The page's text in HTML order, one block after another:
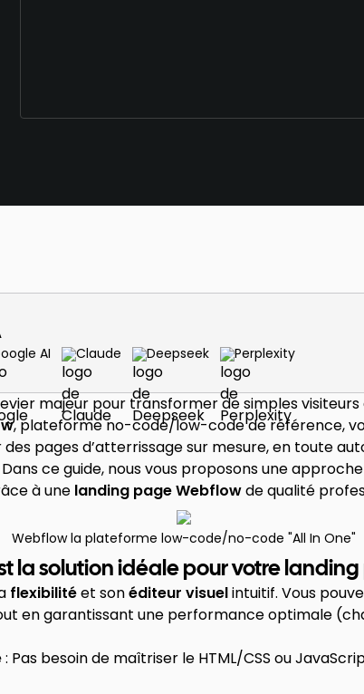
AI Claude Deepseek Perplexity
majeur pour transformer de simples visiteurs
, plateforme no-code/low-code de référence,
pages d’atterrissage sur mesure, en toute
ce guide, nous vous proposons une
à une landing page Webflowde qualité
Webflow la plateforme low-code/no-code "All In One"
la solution idéale pour votre
flexibilitéet sonéditeur visuelintuitif. Vous
en garantissant une performance optimale
: Pas besoin de maîtriser le HTML/CSS ou